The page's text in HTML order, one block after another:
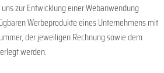
zur Entwicklung einer Webanwendung
Werbeprodukte eines Unternehmens mit
der jeweiligen Rechnung sowie dem
werden.